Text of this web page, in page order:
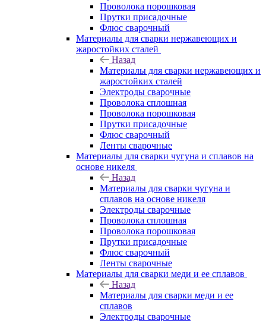
Проволока порошковая
Прутки присадочные
Флюс сварочный
Материалы для сварки нержавеющих и
жаростойких сталей
Назад
Материалы для сварки нержавеющих и
жаростойких сталей
Электроды сварочные
Проволока сплошная
Проволока порошковая
Прутки присадочные
Флюс сварочный
Ленты сварочные
Материалы для сварки чугуна и сплавов на
основе никеля
Назад
Материалы для сварки чугуна и
сплавов на основе никеля
Электроды сварочные
Проволока сплошная
Проволока порошковая
Прутки присадочные
Флюс сварочный
Ленты сварочные
Материалы для сварки меди и ее сплавов
Назад
Материалы для сварки меди и ее
сплавов
Электроды сварочные